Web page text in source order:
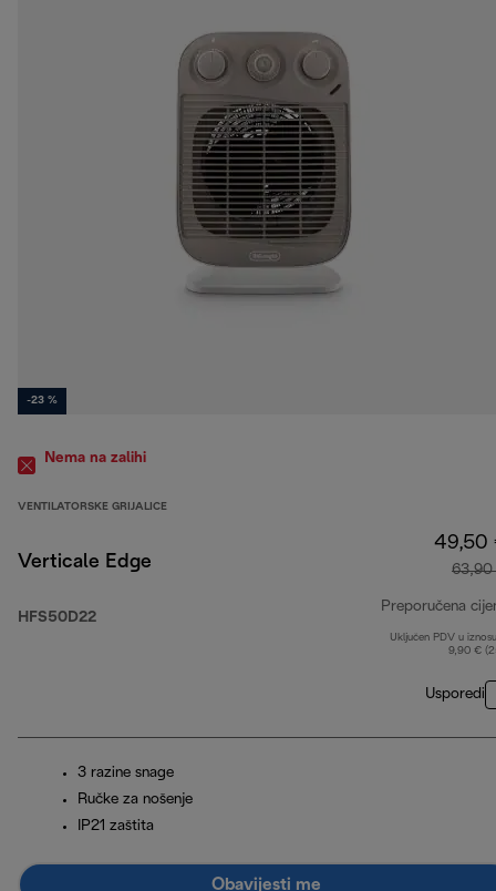
-23 %
Nema na zalihi
VENTILATORSKE GRIJALICE
Verticale Edge
HFS50D22
49,50
Preporučena
Uključen PDV u
9,90 €
Usporedi
3 razine snage
Ručke za nošenje
IP21 zaštita
Obavijesti me